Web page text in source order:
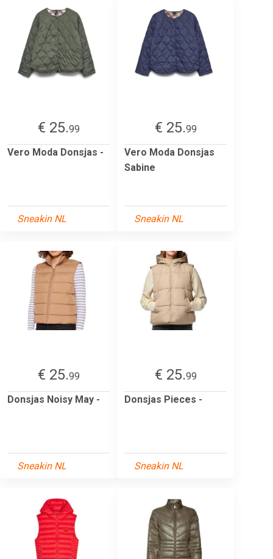
€ 25.99
Vero Moda Donsjas -
Sneakin NL
€ 25.99
Vero Moda Donsjas
Sabine
Sneakin NL
€ 25.99
Donsjas Noisy May -
Sneakin NL
€ 25.99
Donsjas Pieces -
Sneakin NL